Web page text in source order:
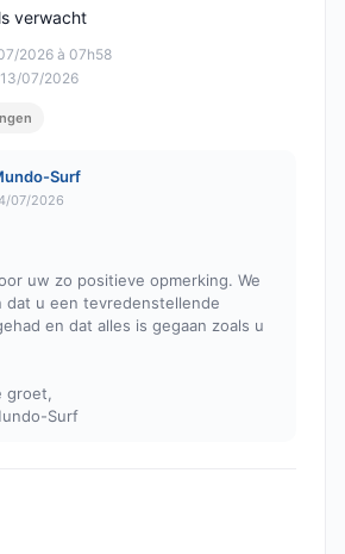
2026 à 07h58
07/2026
verwacht
Surf
07/2026
uw zo positieve opmerking. We
dat u een tevredenstellende
en dat alles is gegaan zoals u
groet,
Surf
van 5